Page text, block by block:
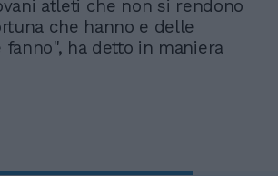
atleti che non si rendono
che hanno e delle
ha detto in maniera